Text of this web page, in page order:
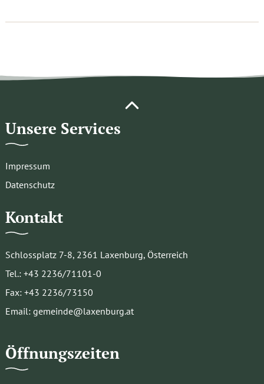
Unsere Services
Impressum
Datenschutz
Kontakt
Schlossplatz 7-8, 2361 Laxenburg, Österreich
Tel.: +43 2236/71101-0
Fax: +43 2236/73150
Email: gemeinde@laxenburg.at
Öffnungszeiten